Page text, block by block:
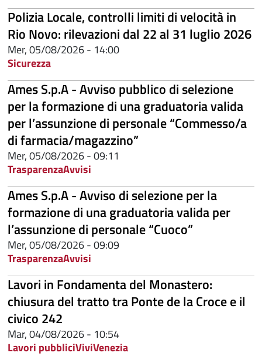
Polizia Locale, controlli limiti di velocità in
Rio Novo: rilevazioni dal 22 al 31 luglio 2026
Mer, 05/08/2026 - 14:00
Sicurezza
Ames S.p.A - Avviso pubblico di selezione
per la formazione di una graduatoria valida
per l’assunzione di personale “Commesso/a
di farmacia/magazzino”
Mer, 05/08/2026 - 09:11
TrasparenzaAvvisi
Ames S.p.A - Avviso di selezione per la
formazione di una graduatoria valida per
l’assunzione di personale “Cuoco”
Mer, 05/08/2026 - 09:09
TrasparenzaAvvisi
Lavori in Fondamenta del Monastero:
chiusura del tratto tra Ponte de la Croce e il
civico 242
Mar, 04/08/2026 - 10:54
Lavori pubbliciViviVenezia